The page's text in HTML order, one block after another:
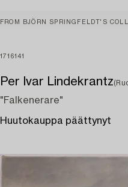
FROM BJÖRN SPRINGFELDT'S
1716141
Per Ivar Lindekrantz
"Falkenerare"
Huutokauppa päättynyt